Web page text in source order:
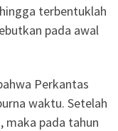
terbentuklah
pada awal
Perkantas
waktu. Setelah
maka pada tahun